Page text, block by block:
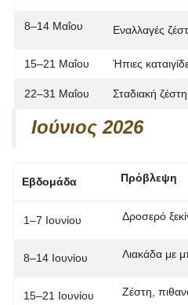
8–14 Μαΐου Εναλλαγές
15–21 Μαΐου Ήπιες
22–31 Μαΐου Σταδιακή
Ιούνιος 2026
Εβδομάδα Πρόβλεψη
1–7 Ιουνίου Δροσερό
8–14 Ιουνίου Λιακάδα με
15–21 Ιουνίου Ζέστη,